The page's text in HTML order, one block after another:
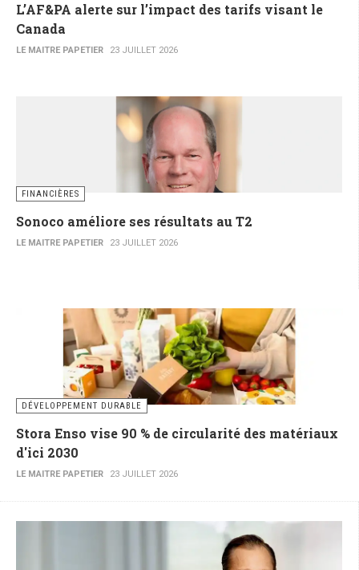
L’AF&PA alerte sur l’impact des tarifs visant le
Canada
LE MAITRE PAPETIER 23 JUILLET 2026
FINANCIÈRES
Sonoco améliore ses résultats au T2
LE MAITRE PAPETIER 23 JUILLET 2026
DÉVELOPPEMENT DURABLE
Stora Enso vise 90 % de circularité des matériaux
d'ici 2030
LE MAITRE PAPETIER 23 JUILLET 2026